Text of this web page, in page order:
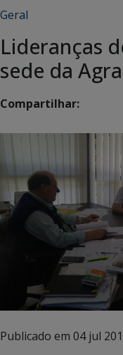
Geral
Lideranças
sede da
Compartilhar:
Publicado em 04 jul